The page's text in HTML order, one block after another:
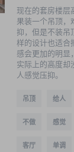
现在的套房楼层
果装一个吊顶，
抑，但是不装吊
样的设计也适合
感会更加的明显
实际上的高度却
人感觉压抑。
吊顶 给人
不做 感觉
客厅 单调